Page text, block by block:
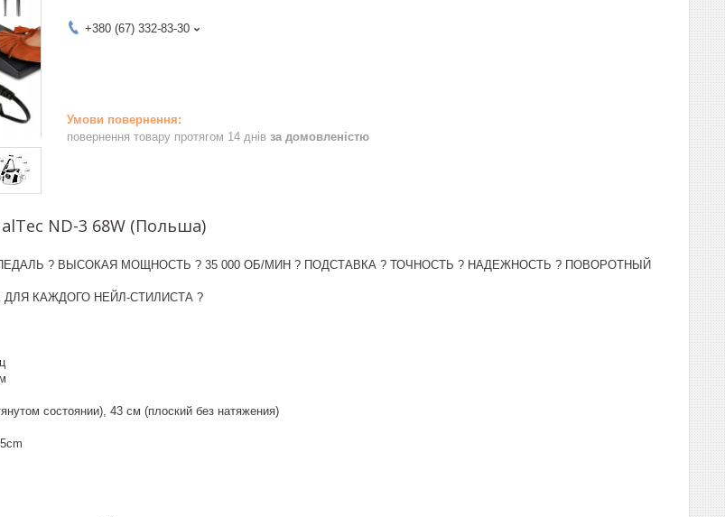
+380 (67) 332-83-30
повернення товару протягом 14 днів за домовленістю
ND-3 68W (Польша)
? ВЫСОКАЯ МОЩНОСТЬ ? 35 000 ОБ/МИН ? ПОДСТАВКА ? ТОЧНОСТЬ ? НАДЕЖНОСТЬ ? ПОВОРОТНЫЙ
КАЖДОГО НЕЙЛ-СТИЛИСТА ?
состоянии), 43 см (плоский без натяжения)